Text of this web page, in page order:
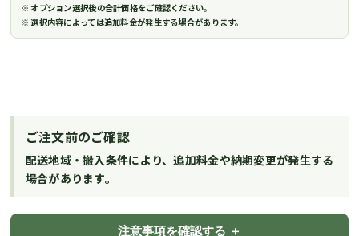
※ オプション選択後の合計価格をご確認ください。
※ 選択内容によっては追加料金が発生する場合があります。
ご注文前のご確認
配送地域・搬入条件により、追加料金や納期変更が発生する
場合があります。
注意事項を確認する